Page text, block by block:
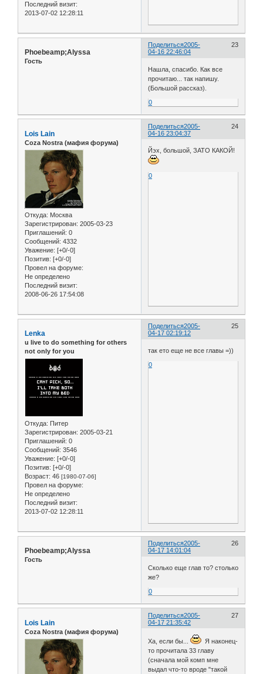
Последний визит:
2013-07-02 12:28:11
Поделиться 23
2005-
04-16 22:46:04
Phoebeamp;Alyssa
Гость
Нашла, спасибо. Как все
прочитаю... так напишу.
(Большой рассказ).
0
Поделиться 24
2005-
04-16 23:04:37
Lois Lain
Coza Nostra (мафия форума)
Откуда: Москва
Зарегистрирован: 2005-03-23
Приглашений: 0
Сообщений: 4332
Уважение: [+0/-0]
Позитив: [+0/-0]
Провел на форуме:
Не определено
Последний визит:
2008-06-26 17:54:08
Йэх, большой, ЗАТО КАКОЙ!
0
Поделиться 25
2005-
04-17 02:19:12
Lenka
u live to do something for others
not only for you
Откуда: Питер
Зарегистрирован: 2005-03-21
Приглашений: 0
Сообщений: 3546
Уважение: [+0/-0]
Позитив: [+0/-0]
Возраст: 46 [1980-07-06]
Провел на форуме:
Не определено
Последний визит:
2013-07-02 12:28:11
так ето еще не все главы =))
0
Поделиться 26
2005-
04-17 14:01:04
Phoebeamp;Alyssa
Гость
Сколько еще глав то? столько
же?
0
Поделиться 27
2005-
04-17 21:35:42
Lois Lain
Coza Nostra (мафия форума)
Ха, если бы...
Я наконец-
то прочитала 33 главу
(сначала мой комп мне
выдал что-то вроде "такой